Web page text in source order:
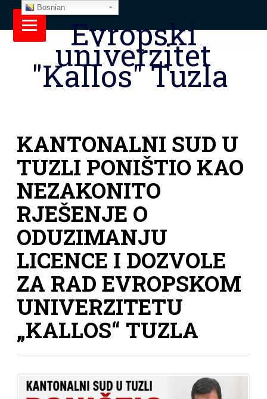
Evropski
univerzitet
"Kallos" Tuzla
KANTONALNI SUD U
TUZLI PONIŠTIO KAO
NEZAKONITO
RJEŠENJE O
ODUZIMANJU
LICENCE I DOZVOLE
ZA RAD EVROPSKOM
UNIVERZITETU
„KALLOS“ TUZLA
Bosnian